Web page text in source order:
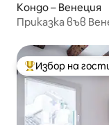
Кондо – Венеция
Приказка във
Най-популярен
Избор на